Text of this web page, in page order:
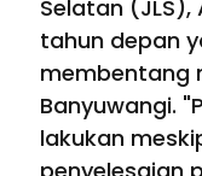
Selatan
tahun depan
membentang
Banyuwangi.
lakukan